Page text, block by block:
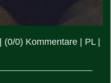
(0/0) Kommentare PL|